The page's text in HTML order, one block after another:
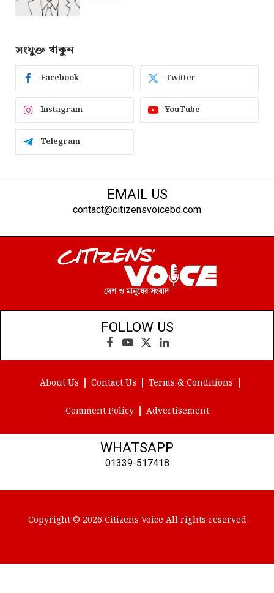
সংযুক্ত থাকুন
Facebook Twitter
Instagram YouTube
Telegram
EMAIL US
contact@citizensvoicebd.com
FOLLOW US
Facebook
YouTube
X
(Twitter)
LinkedIn
About Us Contact Us Terms & Conditions
Comment Policy Advertisement
WHATSAPP
01339-517418
Copyright © 2026 Citizens Voice All rights reserved